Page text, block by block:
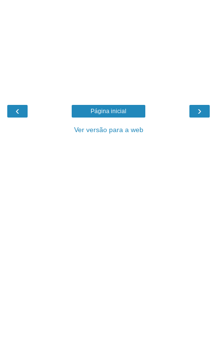
‹ ›
Página inicial
Ver versão para a web